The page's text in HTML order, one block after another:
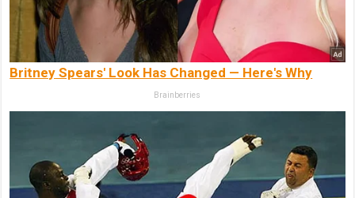
Britney Spears' Look Has Changed — Here's Why
Brainberries